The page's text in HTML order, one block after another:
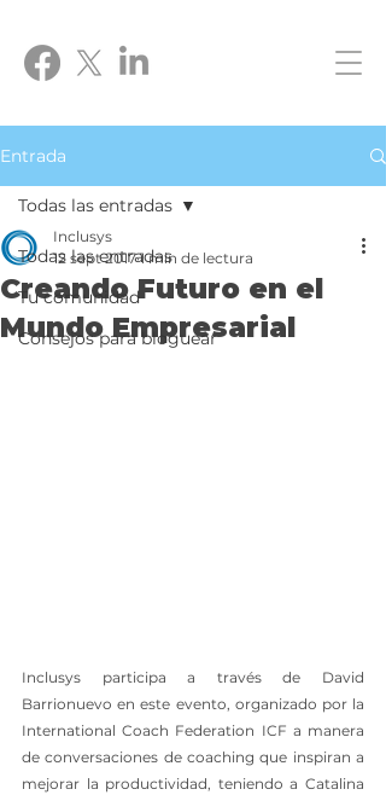
Entrada
Todas las entradas
Tu comunidad
Consejos para bloguear
Todas las entradas
Creando Futuro en el
Mundo Empresarial
Inclusys
12 sept 2017 1 min de lectura
Inclusys participa a través de David
Barrionuevo en este evento, organizado por la
International Coach Federation ICF a manera
de conversaciones de coaching que inspiran a
mejorar la productividad, teniendo a Catalina